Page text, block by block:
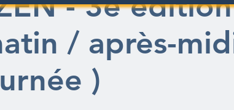
/ après-
)